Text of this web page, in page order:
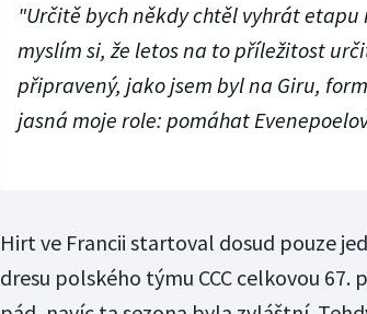
"Určitě bych někdy chtěl vyhrát etapu
myslím si, že letos na to příležitost
připravený, jako jsem byl na Giru,
jasná moje role: pomáhat
Hirt ve Francii startoval dosud pouze
dresu polského týmu CCC celkovou